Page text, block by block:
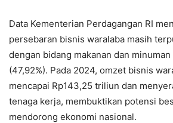
Data Kementerian Perdagangan RI
persebaran bisnis waralaba masih
dengan bidang makanan dan
(47,92%). Pada 2024, omzet bisnis
mencapai Rp143,25 triliun dan
tenaga kerja, membuktikan potensi
mendorong ekonomi nasional.